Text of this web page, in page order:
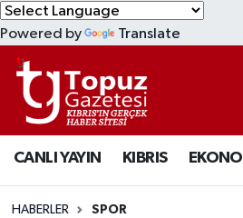
Powered by Translate
CANLI YAYIN KIBRIS
HABERLER SPOR
KIBRIS
DÜNYA
EKONOMİ
MAGAZİN
Lefkoşa Nöbetçi Eczaneler
Lefkoşa Hava Durumu
Lefkoşa Trafik Yoğunluk
Süper Lig Puan Durumu ve